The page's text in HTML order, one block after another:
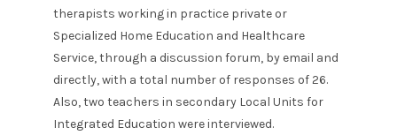
therapists working in practice private or
Specialized Home Education and Healthcare
Service, through a discussion forum, by email and
directly, with a total number of responses of 26.
Also, two teachers in secondary Local Units for
Integrated Education were interviewed.